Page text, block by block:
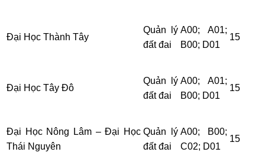
Đại Học Thành Tây
Quản lý
đất đai
A00; A01;
B00; D01
15
Đại Học Tây Đô
Quản lý
đất đai
A00; A01;
B00; D01
15
Đại Học Nông Lâm – Đại Học
Thái Nguyên
Quản lý
đất đai
A00; B00;
C02; D01
15